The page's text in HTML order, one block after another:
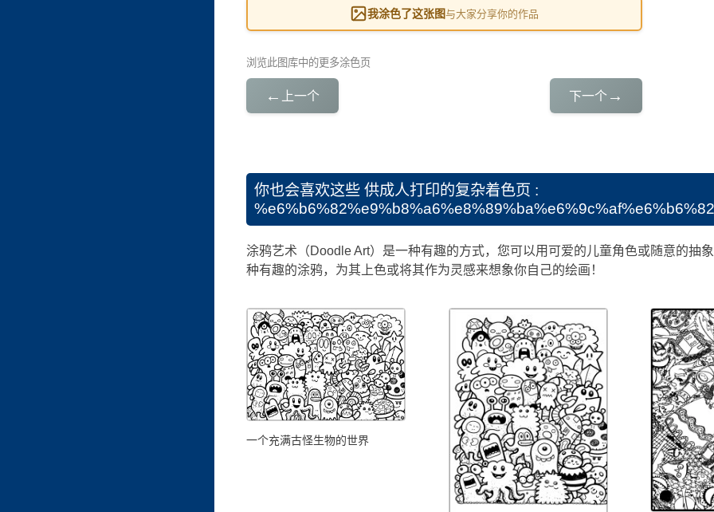
我涂色了这张图与大家分享你的作品
浏览此图库中的更多涂色页
← 上一个 下一个 →
你也会喜欢这些 供成人打印的复杂着色页 :
涂鸦艺术（Doodle Art）是一种有趣的方式，您可以用可爱的儿童角色或随意的抽
种有趣的涂鸦，为其上色或将其作为灵感来想象你自己的绘画！
一个充满古怪生物的世界